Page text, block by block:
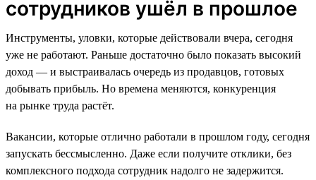
сотрудников ушёл в прошлое
Инструменты, уловки, которые действовали вчера, сегодня
уже не работают. Раньше достаточно было показать высокий
доход — и выстраивалась очередь из продавцов, готовых
добывать прибыль. Но времена меняются, конкуренция
на рынке труда растёт.
Вакансии, которые отлично работали в прошлом году, сегодня
запускать бессмысленно. Даже если получите отклики, без
комплексного подхода сотрудник надолго не задержится.